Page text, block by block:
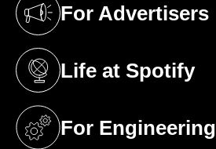
For Advertisers
(opens in a new tab)
Life at Spotify
(opens in a new tab)
For Engineering
(opens in a new tab)